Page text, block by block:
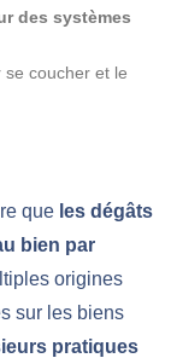
des systèmes
se coucher et le
que les dégâts
bien par
origines
sur les biens
pratiques